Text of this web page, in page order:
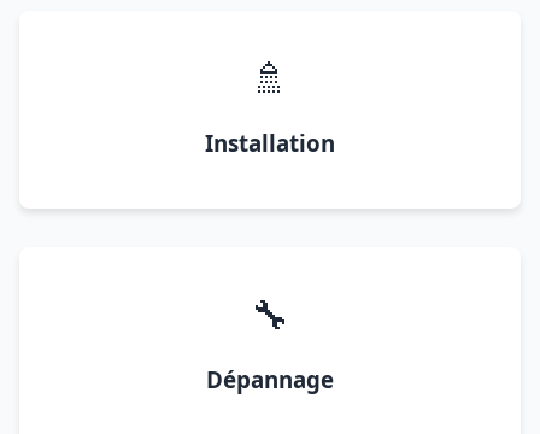
🚿
Installation
🔧
Dépannage